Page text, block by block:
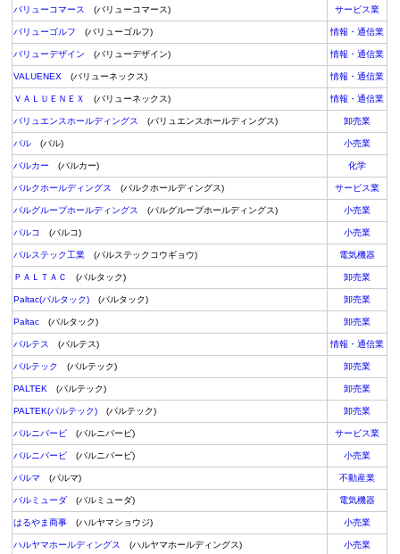
バリューコマース (バリューコマース) サービス業
バリューゴルフ (バリューゴルフ) 情報・通信業
バリューデザイン (バリューデザイン) 情報・通信業
VALUENEX (バリューネックス) 情報・通信業
ＶＡＬＵＥＮＥＸ (バリューネックス) 情報・通信業
バリュエンスホールディングス (バリュエンスホールディングス) 卸売業
パル (パル) 小売業
バルカー (バルカー) 化学
バルクホールディングス (バルクホールディングス) サービス業
パルグループホールディングス (パルグループホールディングス) 小売業
パルコ (パルコ) 小売業
パルステック工業 (パルステックコウギョウ) 電気機器
ＰＡＬＴＡＣ (パルタック) 卸売業
Paltac(パルタック) (パルタック) 卸売業
Paltac (パルタック) 卸売業
バルテス (バルテス) 情報・通信業
パルテック (パルテック) 卸売業
PALTEK (パルテック) 卸売業
PALTEK(パルテック) (パルテック) 卸売業
バルニバービ (バルニバービ) サービス業
バルニバービ (バルニバービ) 小売業
パルマ (パルマ) 不動産業
バルミューダ (バルミューダ) 電気機器
はるやま商事 (ハルヤマショウジ) 小売業
ハルヤマホールディングス (ハルヤマホールディングス) 小売業